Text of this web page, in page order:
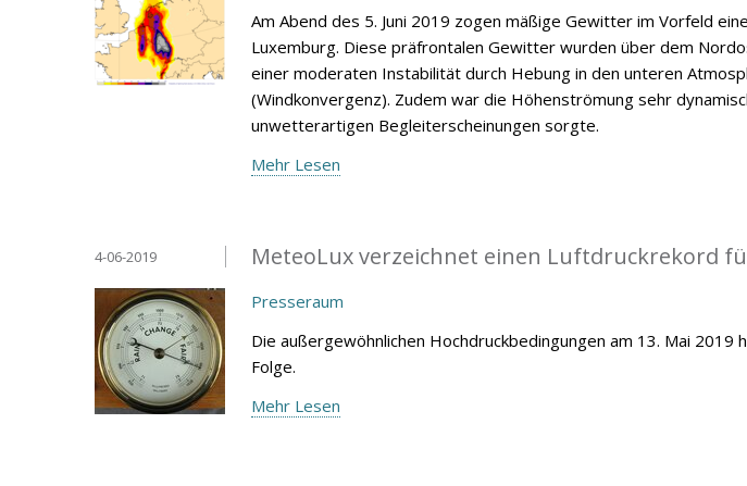
Am Abend des 5. Juni 2019 zogen mäßige Gewitter im Vorfeld
Luxemburg. Diese präfrontalen Gewitter wurden über dem
einer moderaten Instabilität durch Hebung in den unteren
(Windkonvergenz). Zudem war die Höhenströmung sehr
unwetterartigen Begleiterscheinungen sorgte.
Mehr Lesen
MeteoLux verzeichnet einen Luftdruckrekord
4-06-2019
Presseraum
Die außergewöhnlichen Hochdruckbedingungen am 13. Mai
Folge.
Mehr Lesen